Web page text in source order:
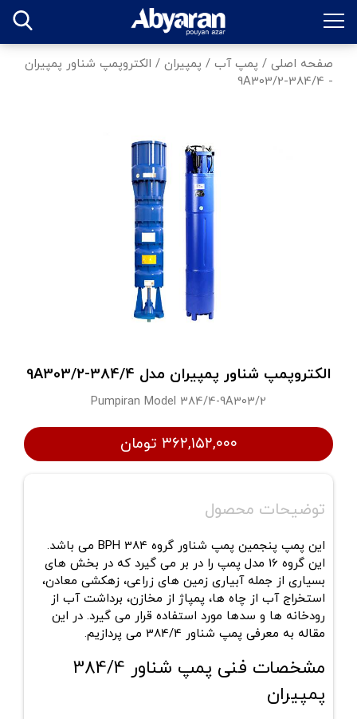
صفحه اصلی / پمپ آب / پمپیران / الکتروپمپ شناور پمپیران
- 384/4-9A303/2
الکتروپمپ شناور پمپیران مدل 384/4-9A303/2
Pumpiran Model 384/4-9A303/2
۳۶۲,۱۵۲,۰۰۰ تومان
توضیحات محصول
این پمپ پنجمین پمپ شناور گروه BPH 384 می باشد.
این گروه 16 مدل پمپ را در بر می گیرد که در بخش های
بسیاری از جمله آبیاری زمین های زراعی، زهکشی معادن،
استخراج آب از چاه ها، پمپاژ از مخازن، برداشت آب از
رودخانه ها و سدها مورد استفاده قرار می گیرد. در این
مقاله به معرفی پمپ شناور 384/4 می پردازیم.
مشخصات فنی پمپ شناور 384/4
پمپیران